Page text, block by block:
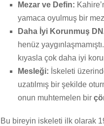
Mezar ve Defin:
yamaca oyulmuş bir
Daha İyi Korunmuş
henüz
kıyasla çok daha iyi
Mesleği: İskeleti
uzatılmış bir şekilde
onun muhtemelen bir
Bu bireyin iskeleti ilk olarak